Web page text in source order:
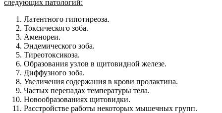
следующих патологий:
Латентного гипотиреоза.
Токсического зоба.
Аменореи.
Эндемического зоба.
Тиреотоксикоза.
Образования узлов в щитовидной железе.
Диффузного зоба.
Увеличения содержания в крови пролактина.
Частых перепадах температуры тела.
Новообразованиях щитовидки.
Расстройстве работы некоторых мышечных групп.